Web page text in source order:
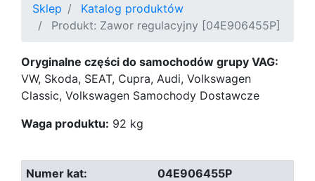
Sklep
Katalog produktów
Produkt: Zawor regulacyjny [04E906455P]
Oryginalne części do samochodów grupy VAG:
VW, Skoda, SEAT, Cupra, Audi, Volkswagen
Classic, Volkswagen Samochody Dostawcze
Waga produktu: 92 kg
04E906455P